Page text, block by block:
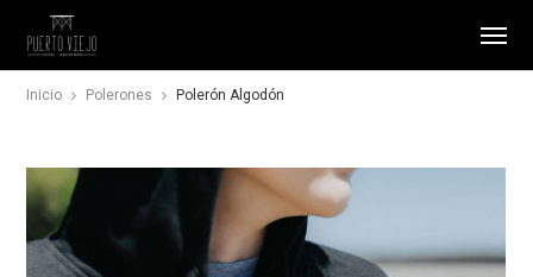
Inicio Polerones Polerón Algodón